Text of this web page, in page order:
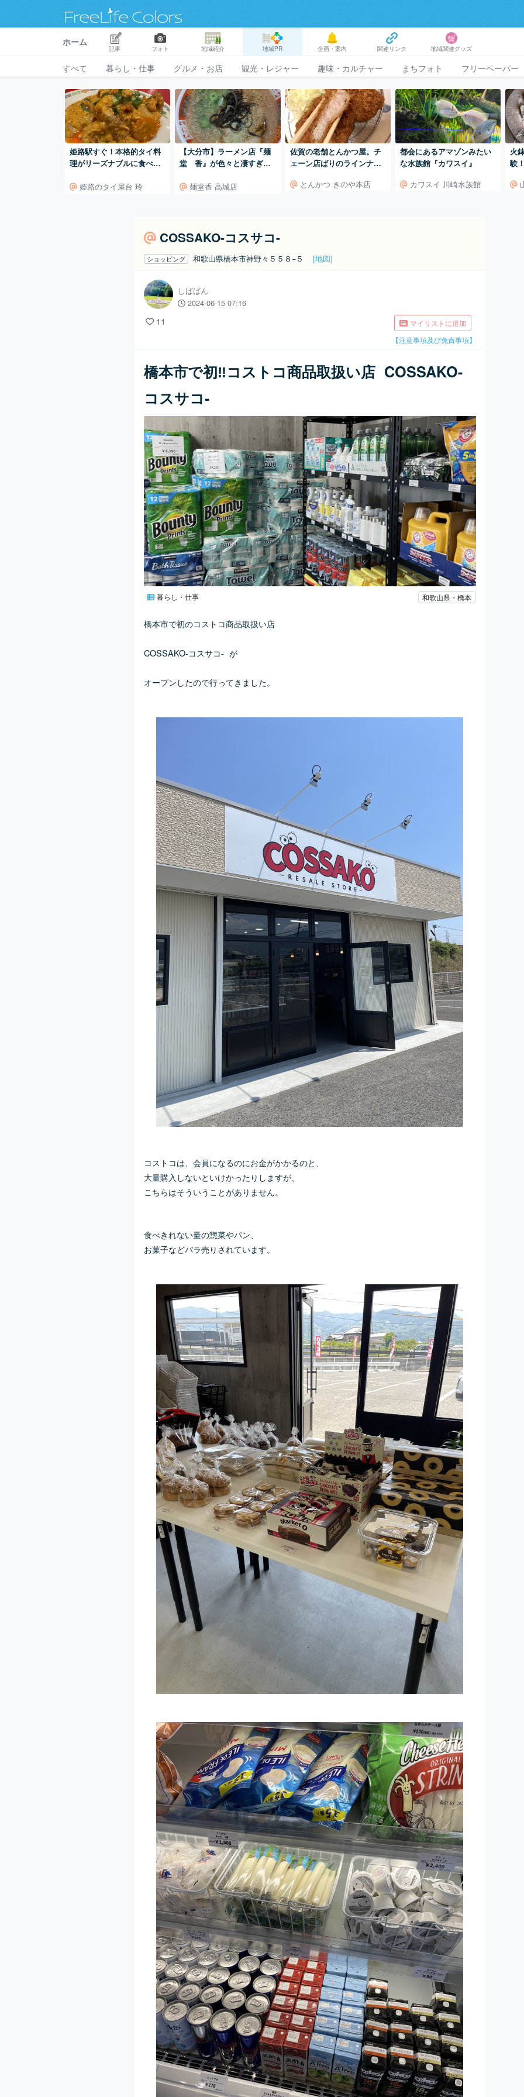
ホーム
記事 フォト 地域紹介 地域PR 企画・案内 関連リンク 地域関連グッズ
すべて 暮らし・仕事 グルメ・お店 観光・レジャー 趣味・カルチャー まちフォト フリーペーパー
姫路駅すぐ！本格的タイ料
理がリーズナブルに食べら
姫路のタイ屋台 玲
【大分市】ラーメン店『麺
堂 香』が色々と凄すぎ
麺堂香 高城店
佐賀の老舗とんかつ屋。チ
ェーン店ばりのラインナッ
嬉しい。
とんかつ きのや本店
都会にあるアマゾンみたい
な水族館『カワスイ』
カワスイ 川崎水族館
火
験
COSSAKO-コスサコ-
ショッピング 和歌山県橋本市神野々５５８−５ [地図]
しばばん
2024-06-15 07:16
11
マイリストに追加
【注意事項及び免責事項】
橋本市で初‼️コストコ商品取扱い店 COSSAKO-
コスサコ-
暮らし・仕事 和歌山県・橋本
橋本市で初のコストコ商品取扱い店
COSSAKO-コスサコ- が
オープンしたので行ってきました。
コストコは、会員になるのにお金がかかるのと、
大量購入しないといけかったりしますが、
こちらはそういうことがありません。
食べきれない量の惣菜やパン、
お菓子などバラ売りされています。